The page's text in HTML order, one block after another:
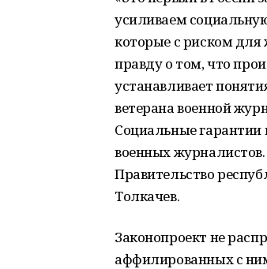
усиливаем
которые с риском для
правду о том, что
устанавливает
ветерана военной
Социальные
военных
Правительство
Толкачев.
Законопроект не
аффилированных с